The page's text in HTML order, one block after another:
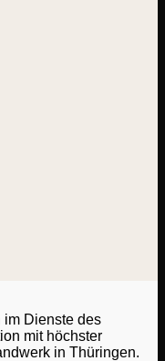
im Dienste des
mit höchster
in Thüringen.